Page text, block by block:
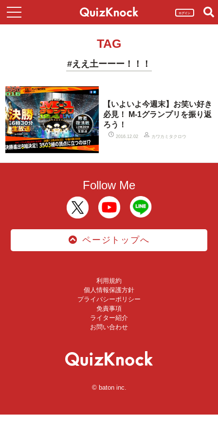
ログイン
TAG
#ええ土ーーー！！！
【いよいよ今週末】お笑い好き
必見！ M-1グランプリを振り返
ろう！
2016.12.02 カワカミタクロウ
Follow Me
ページトップへ
利用規約
個人情報保護方針
プライバシーポリシー
免責事項
ライター紹介
お問い合わせ
© baton inc.